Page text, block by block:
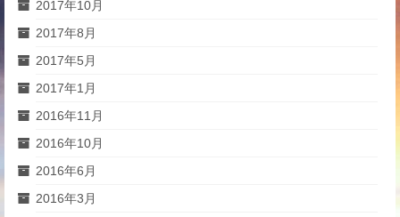
2017年10月
2017年8月
2017年5月
2017年1月
2016年11月
2016年10月
2016年6月
2016年3月